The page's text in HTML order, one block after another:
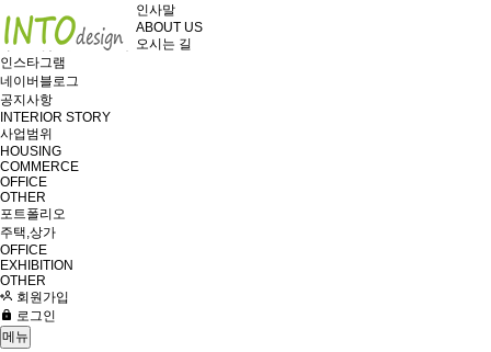
인사말
ABOUT US
오시는 길
인스타그램
네이버블로그
공지사항
INTERIOR STORY
사업범위
HOUSING
COMMERCE
OFFICE
OTHER
포트폴리오
주택,상가
OFFICE
EXHIBITION
OTHER
회원가입
로그인
메뉴